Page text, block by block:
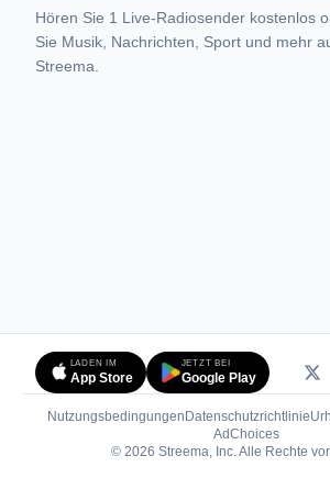
Hören Sie 1 Live-Radiosender kostenlos
Sie Musik, Nachrichten, Sport und mehr
Streema.
LADEN IM
App Store
JETZT BEI
Google Play
Nutzungsbedingungen Datenschutzrichtlinie
AdChoices(öffnet in
© 2026 Streema, Inc. Alle Rechte